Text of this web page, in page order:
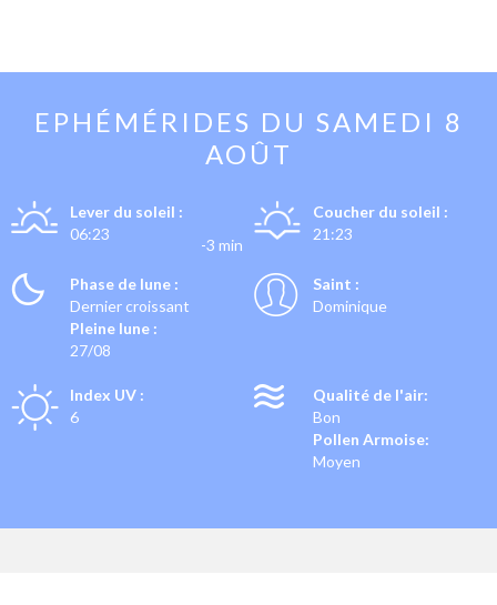
EPHÉMÉRIDES DU SAMEDI 8
AOÛT
Lever du soleil :
06:23
-3 min
Coucher du soleil :
21:23
Phase de lune :
Dernier croissant
Pleine lune :
27/08
Saint :
Dominique
Index UV :
6
Qualité de l'air:
Bon
Pollen Armoise:
Moyen